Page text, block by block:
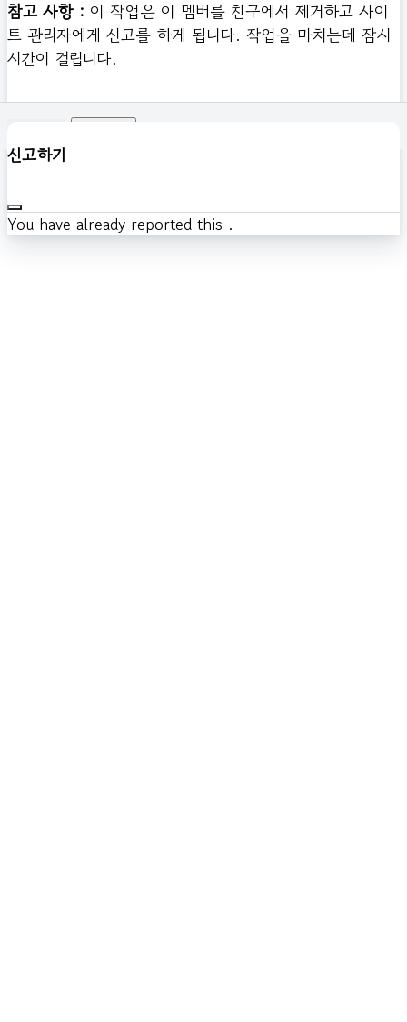
참고 사항 : 이 작업은 이 멤버를 친구에서 제거하고 사이
트 관리자에게 신고를 하게 됩니다. 작업을 마치는데 잠시
시간이 걸립니다.
신고하기
You have already reported this .